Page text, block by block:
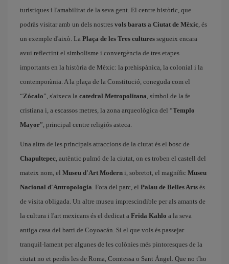
turístiques i l'amabilitat de la seva gent. El centre històric, que
podràs visitar amb un dels nostres vols barats a Ciutat de Mèxic, és
un exemple d'això. La Plaça de les Tres cultures segueix encara
avui reflectint el simbolisme i convergència de tres etapes
importants en la història de Mèxic: la prehispànica, la colonial i la
contemporània. A la plaça de la Constitució, coneguda com el
“Zócalo”, s'aixeca la catedral Metropolitana, símbol de la fe
cristiana i, a escassos metres, la zona arqueològica del “Templo
Mayor”, principal centre religiós asteca.
Una altra de les principals atraccions de la ciutat és el bosc de
Chapultepec, autèntic pulmó de la ciutat, on es troben el castell del
mateix nom, el Museu d'Art Modern i, sobretot, el magnífic Museu
Nacional d'Antropologia. Fora del parc, el Palau de Belles Arts és
de visita obligada. Un altre museu imprescindible per als amants de
la cultura i l'art mexicans és el dedicat a Frida Kahlo a la seva
antiga casa del barri de Coyoacán. Si el que vols és passejar
tranquil·lament per algunes de les colònies més pintoresques de la
ciutat no et perdis les de Roma, Comtessa o Sant Ángel. Que no t'ho